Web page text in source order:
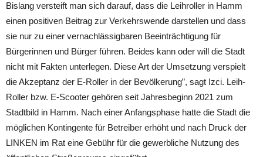
Bislang versteift man sich darauf, dass die Leihroller in Hamm
einen positiven Beitrag zur Verkehrswende darstellen und dass
sie nur zu einer vernachlässigbaren Beeinträchtigung für
Bürgerinnen und Bürger führen. Beides kann oder will die Stadt
nicht mit Fakten unterlegen. Diese Art der Umsetzung verspielt
die Akzeptanz der E-Roller in der Bevölkerung”, sagt Izci. Leih-
Roller bzw. E-Scooter gehören seit Jahresbeginn 2021 zum
Stadtbild in Hamm. Nach einer Anfangsphase hatte die Stadt die
möglichen Kontingente für Betreiber erhöht und nach Druck der
LINKEN im Rat eine Gebühr für die gewerbliche Nutzung des